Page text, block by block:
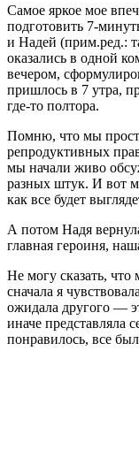
Самое яркое мое
подготовить 7-
и Надей (прим.ред.:
оказались в одной
вечером,
пришлось в 7 утра,
где-то полтора.
Помню, что мы
репродуктивных
мы начали живо
разных штук. И вот
как все будет
А потом Надя
главная героиня,
Не могу сказать,
сначала я
ожидала другого —
иначе представляла
понравилось, все